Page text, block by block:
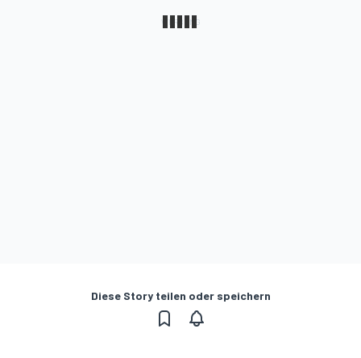
Diese Story teilen oder speichern